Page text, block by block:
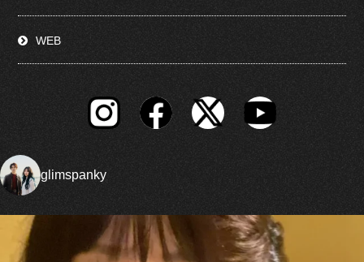
WEB
glimspanky